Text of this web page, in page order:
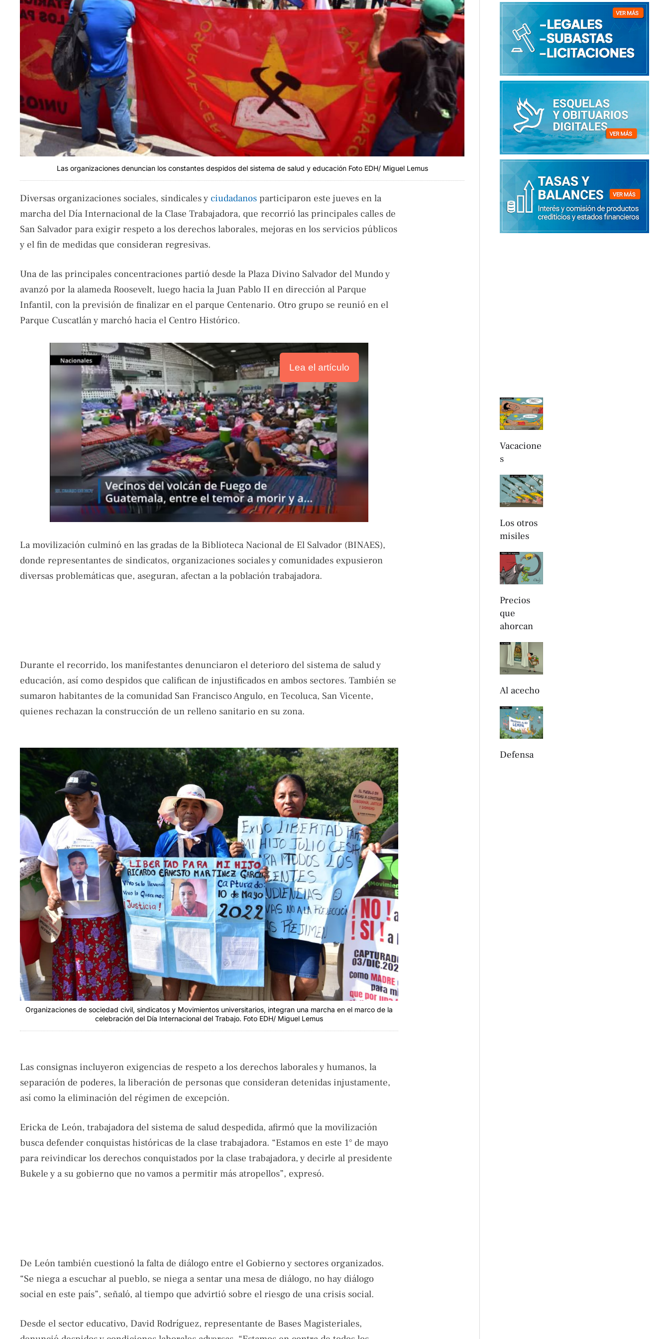
Las organizaciones denuncian los constantes despidos del sistema de salud y educación Foto EDH/ Miguel Lemus
Diversas organizaciones sociales, sindicales y ciudadanos participaron este jueves en la
marcha del Día Internacional de la Clase Trabajadora, que recorrió las principales calles de
San Salvador para exigir respeto a los derechos laborales, mejoras en los servicios públicos
y el fin de medidas que consideran regresivas.
Una de las principales concentraciones partió desde la Plaza Divino Salvador del Mundo y
avanzó por la alameda Roosevelt, luego hacia la Juan Pablo II en dirección al Parque
Infantil, con la previsión de finalizar en el parque Centenario. Otro grupo se reunió en el
Parque Cuscatlán y marchó hacia el Centro Histórico.
Lea el artículo
La movilización culminó en las gradas de la Biblioteca Nacional de El Salvador (BINAES),
donde representantes de sindicatos, organizaciones sociales y comunidades expusieron
diversas problemáticas que, aseguran, afectan a la población trabajadora.
Durante el recorrido, los manifestantes denunciaron el deterioro del sistema de salud y
educación, así como despidos que califican de injustificados en ambos sectores. También se
sumaron habitantes de la comunidad San Francisco Angulo, en Tecoluca, San Vicente,
quienes rechazan la construcción de un relleno sanitario en su zona.
Organizaciones de sociedad civil, sindicatos y Movimientos universitarios, integran una marcha en el marco de la
celebración del Día Internacional del Trabajo. Foto EDH/ Miguel Lemus
Las consignas incluyeron exigencias de respeto a los derechos laborales y humanos, la
separación de poderes, la liberación de personas que consideran detenidas injustamente,
así como la eliminación del régimen de excepción.
Ericka de León, trabajadora del sistema de salud despedida, afirmó que la movilización
busca defender conquistas históricas de la clase trabajadora. “Estamos en este 1° de mayo
para reivindicar los derechos conquistados por la clase trabajadora, y decirle al presidente
Bukele y a su gobierno que no vamos a permitir más atropellos”, expresó.
De León también cuestionó la falta de diálogo entre el Gobierno y sectores organizados.
“Se niega a escuchar al pueblo, se niega a sentar una mesa de diálogo, no hay diálogo
social en este país”, señaló, al tiempo que advirtió sobre el riesgo de una crisis social.
Desde el sector educativo, David Rodríguez, representante de Bases Magisteriales,
Vacacione
s
Los otros
misiles
Precios
que
ahorcan
Al acecho
Defensa